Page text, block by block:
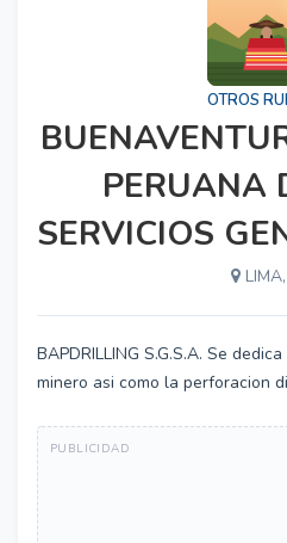
OTROS
PERUANA
SERVICIOS
BAPDRILLING S.G.S.A. Se
minero asi como la perforacion